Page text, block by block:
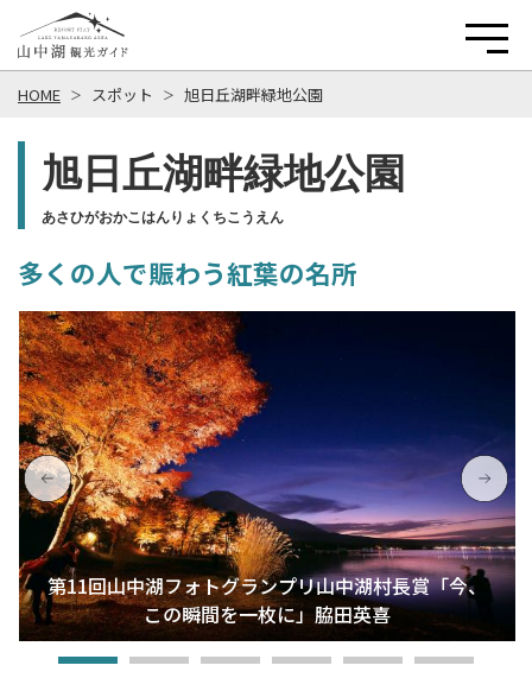
HOME スポット 旭日丘湖畔緑地公園
旭日丘湖畔緑地公園
あさひがおかこはんりょくちこうえん
多くの人で賑わう紅葉の名所
第11回山中湖フォトグランプリ山中湖村長賞「今、
この瞬間を一枚に」脇田英喜